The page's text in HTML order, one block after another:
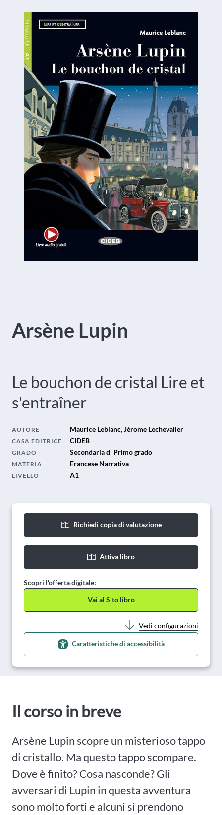
Arsène Lupin
Le bouchon de cristal Lire et
s'entraîner
AUTORE Maurice Leblanc, Jérome Lechevalier
CASA EDITRICE CIDEB
GRADO Secondaria di Primo grado
MATERIA Francese Narrativa
LIVELLO A1
Richiedi copia di valutazione
Attiva libro
Scopri l'offerta digitale:
Vai al Sito libro
Vedi configurazioni
Caratteristiche di accessibilità
Il corso in breve
Arsène Lupin scopre un misterioso tappo
di cristallo. Ma questo tappo scompare.
Dove è finito? Cosa nasconde? Gli
avversari di Lupin in questa avventura
sono molto forti e alcuni si prendono